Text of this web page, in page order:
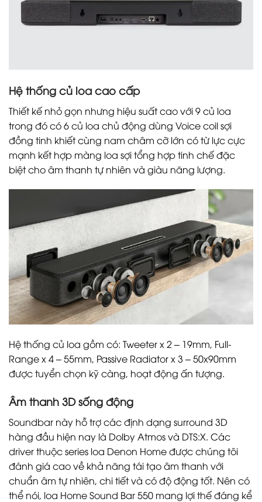
Hệ thống củ loa cao cấp
Thiết kế nhỏ gọn nhưng hiệu suất cao với 9 củ loa
trong đó có 6 củ loa chủ động dùng Voice coil sợi
đồng tinh khiết cùng nam châm cỡ lớn có từ lực cực
mạnh kết hợp màng loa sợi tổng hợp tinh chế đặc
biệt cho âm thanh tự nhiên và giàu năng lượng.
Hệ thống củ loa gồm có: Tweeter x 2 – 19mm, Full-
Range x 4 – 55mm, Passive Radiator x 3 – 50x90mm
được tuyển chọn kỹ càng, hoạt động ấn tượng.
Âm thanh 3D sống động
Soundbar này hỗ trợ các định dạng surround 3D
hàng đầu hiện nay là Dolby Atmos và DTS:X. Các
driver thuộc series loa Denon Home được chúng tôi
đánh giá cao về khả năng tái tạo âm thanh với
chuẩn âm tự nhiên, chi tiết và có độ động tốt. Nên có
thể nói, loa Home Sound Bar 550 mang lợi thế đáng kể